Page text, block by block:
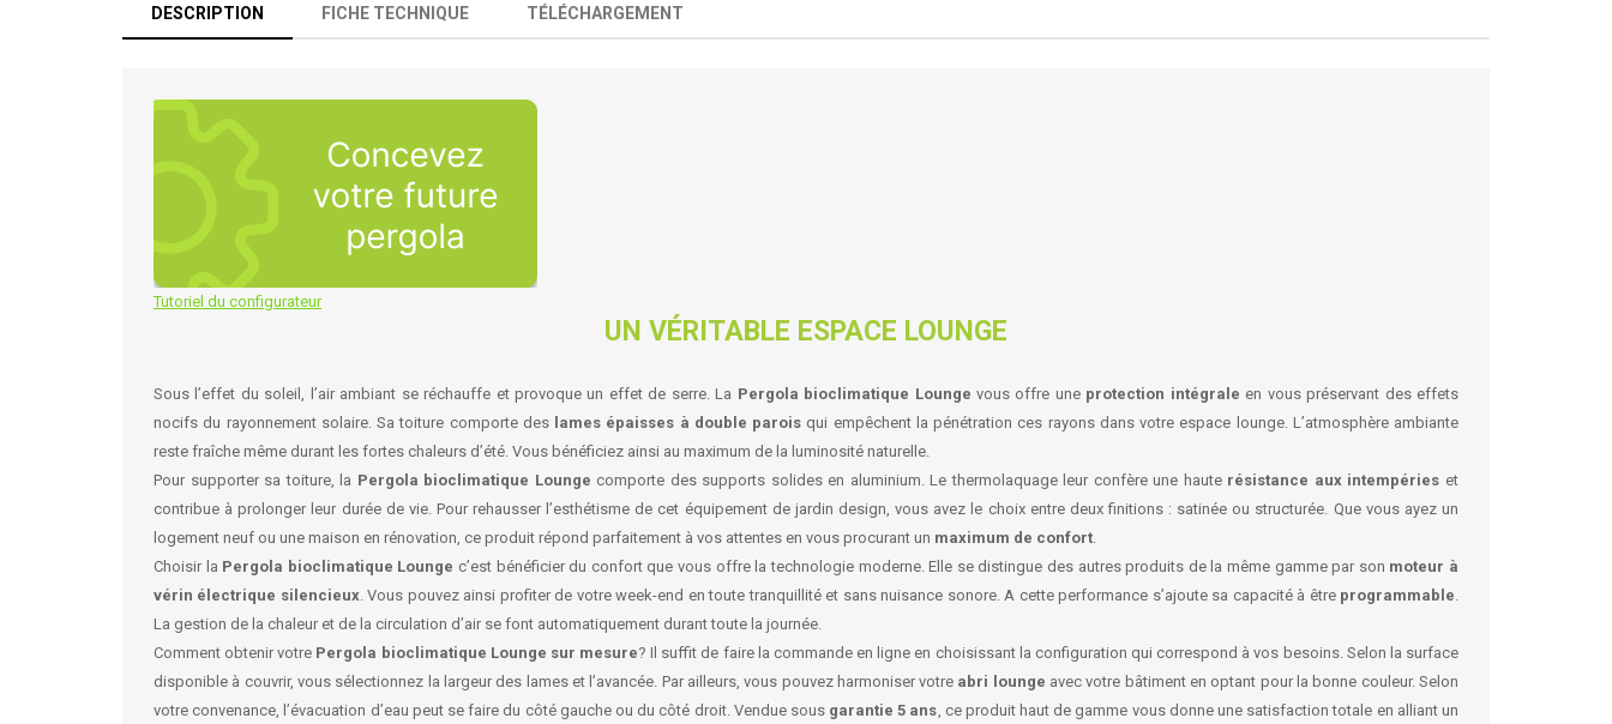
DESCRIPTION FICHE TECHNIQUE TÉLÉCHARGEMENT
Tutoriel du configurateur
UN VÉRITABLE ESPACE LOUNGE
Sous l’effet du soleil, l’air ambiant se réchauffe et provoque un effet de serre. La Pergola bioclimatique Lounge vous offre une protection intégrale en vous préservant des effets
nocifs du rayonnement solaire. Sa toiture comporte des lames épaisses à double parois qui empêchent la pénétration ces rayons dans votre espace lounge. L’atmosphère ambiante
reste fraîche même durant les fortes chaleurs d’été. Vous bénéficiez ainsi au maximum de la luminosité naturelle.
Pour supporter sa toiture, la Pergola bioclimatique Lounge comporte des supports solides en aluminium. Le thermolaquage leur confère une haute résistance aux intempéries et
contribue à prolonger leur durée de vie. Pour rehausser l’esthétisme de cet équipement de jardin design, vous avez le choix entre deux finitions : satinée ou structurée. Que vous ayez un
logement neuf ou une maison en rénovation, ce produit répond parfaitement à vos attentes en vous procurant un maximum de confort.
Choisir la Pergola bioclimatique Lounge c’est bénéficier du confort que vous offre la technologie moderne. Elle se distingue des autres produits de la même gamme par son moteur à
vérin électrique silencieux. Vous pouvez ainsi profiter de votre week-end en toute tranquillité et sans nuisance sonore. A cette performance s’ajoute sa capacité à être programmable.
La gestion de la chaleur et de la circulation d’air se font automatiquement durant toute la journée.
Comment obtenir votre Pergola bioclimatique Lounge sur mesure? Il suffit de faire la commande en ligne en choisissant la configuration qui correspond à vos besoins. Selon la surface
disponible à couvrir, vous sélectionnez la largeur des lames et l’avancée. Par ailleurs, vous pouvez harmoniser votre abri lounge avec votre bâtiment en optant pour la bonne couleur. Selon
votre convenance, l’évacuation d’eau peut se faire du côté gauche ou du côté droit. Vendue sous garantie 5 ans, ce produit haut de gamme vous donne une satisfaction totale en alliant un